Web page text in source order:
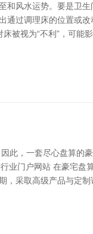
风水运势。要是卫
过调理床的位置或
被视为“不利”，可能
此，一套尽心盘算的
门户网站 在豪宅盘
采取高级产品与定